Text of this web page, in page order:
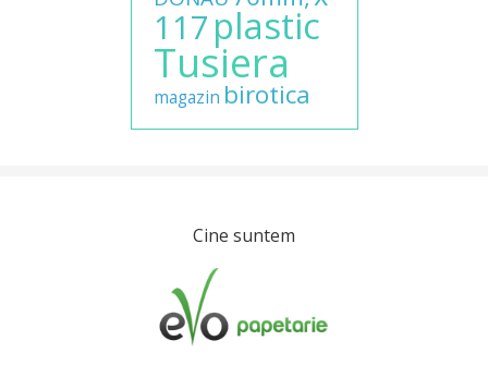
117 plastic
Tusiera
magazin birotica
Cine suntem